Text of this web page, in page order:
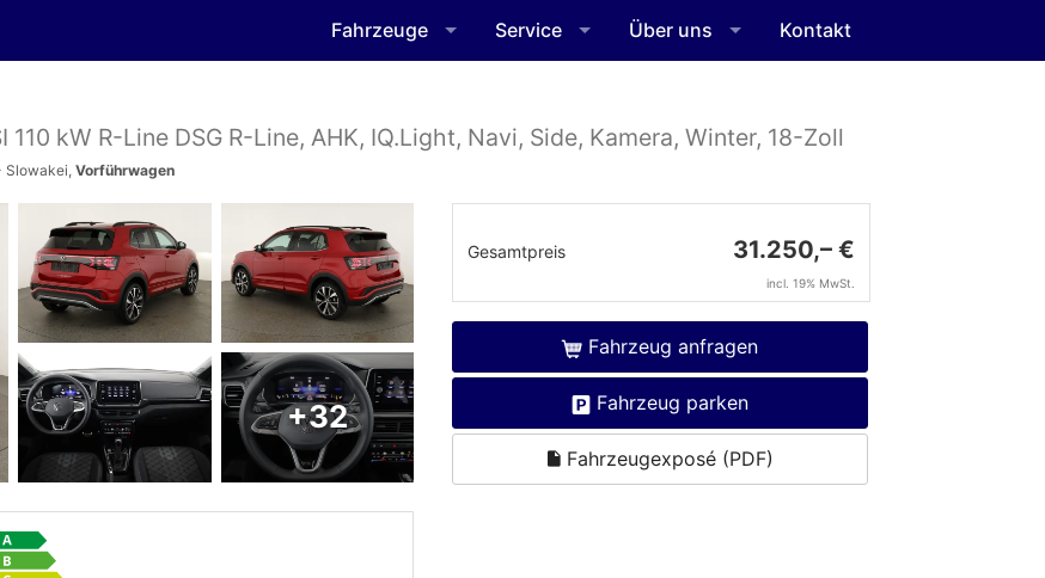
Fahrzeuge Service Über uns Kontakt
110 kW R-Line DSG R-Line, AHK, IQ.Light, Navi, Side, Kamera, Winter, 18-Zoll
Slowakei, Vorführwagen
Gesamtpreis 31.250,– €
incl. 19% MwSt.
Fahrzeug anfragen
Fahrzeug parken
Fahrzeugexposé (PDF)
+32